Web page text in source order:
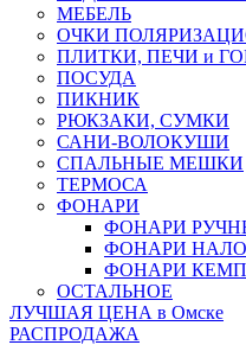
МЕБЕЛЬ
ОЧКИ
ПЛИТКИ, ПЕЧИ и
ПОСУДА
ПИКНИК
РЮКЗАКИ, СУМКИ
САНИ-ВОЛОКУШИ
СПАЛЬНЫЕ МЕШКИ
ТЕРМОСА
ФОНАРИ
ФОНАРИ
ФОНАРИ
ФОНАРИ
ОСТАЛЬНОЕ
ЛУЧШАЯ ЦЕНА в Омске
РАСПРОДАЖА